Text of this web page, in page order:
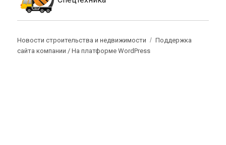
Новости строительства и недвижимости
Поддержка
сайта компании /На платформе WordPress